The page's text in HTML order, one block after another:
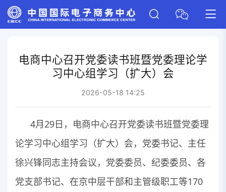
电商中心召开党委读书班暨党委理论学
习中心组学习（扩大）会
2026-05-18 14:25
4月29日，电商中心召开党委读书班暨党委理
论学习中心组学习（扩大）会，党委书记、主任
徐兴锋同志主持会议，党委委员、纪委委员、各
党支部书记、在京中层干部和主管级职工等170